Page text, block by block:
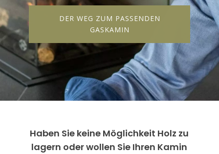
DER WEG ZUM PASSENDEN
GASKAMIN
Haben Sie keine Möglichkeit Holz zu
lagern oder wollen Sie Ihren Kamin